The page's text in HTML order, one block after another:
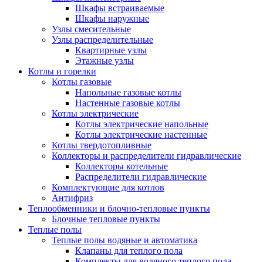
Шкафы встраиваемые
Шкафы наружные
Узлы смесительные
Узлы распределительные
Квартирные узлы
Этажные узлы
Котлы и горелки
Котлы газовые
Напольные газовые котлы
Настенные газовые котлы
Котлы электрические
Котлы электрические напольные
Котлы электрические настенные
Котлы твердотопливные
Коллекторы и распределители гидравлические
Коллекторы котельные
Распределители гидравлические
Комплектующие для котлов
Антифриз
Теплообменники и блочно-тепловые пункты
Блочные тепловые пункты
Теплые полы
Теплые полы водяные и автоматика
Клапаны для теплого пола